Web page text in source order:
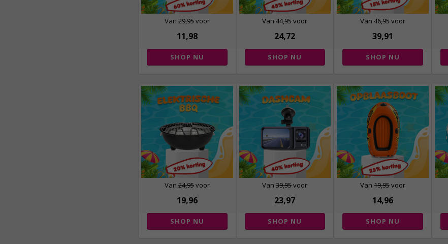
Van 29,95voor
11,98
SHOP NU
Van44,95voor
24,72
SHOP NU
Van 46,95voor
39,91
SHOP NU
Van 24,95voor
19,96
SHOP NU
Van39,95voor
23,97
SHOP NU
Van 19,95voor
14,96
SHOP NU